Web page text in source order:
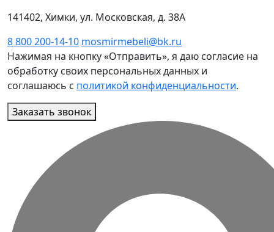
141402, Химки, ул. Московская, д. 38А
8 800 200-14-10 mosmirmebeli@bk.ru
Нажимая на кнопку «Отправить», я даю согласие на
обработку своих персональных данных и
соглашаюсь с политикой конфиденциальности.
Заказать звонок